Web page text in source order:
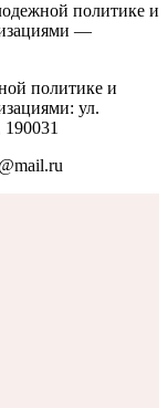
политике и
—
политике и
ул.